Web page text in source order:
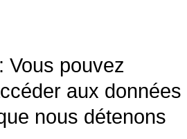
Vous pouvez
aux données
nous détenons